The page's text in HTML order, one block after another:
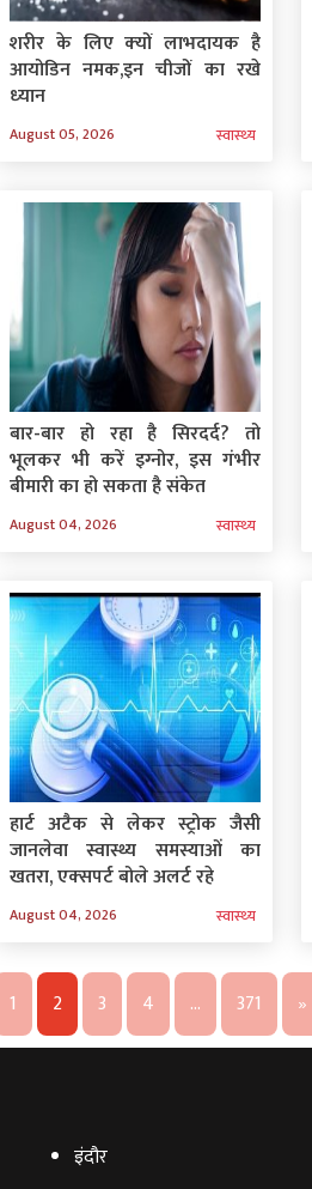
शरीर के लिए क्‍यों लाभदायक है
आयोडिन नमक,इन चीजों का रखे
ध्‍यान
August 05, 2026 स्‍वास्‍थ्‍य
बार-बार हो रहा है सिरदर्द? तो
भूलकर भी करें इग्‍नोर, इस गंभीर
बीमारी का हो सकता है संकेत
August 04, 2026 स्‍वास्‍थ्‍य
हार्ट अटैक से लेकर स्ट्रोक जैसी
जानलेवा स्वास्थ्य समस्याओं का
खतरा, एक्‍सपर्ट बोले अलर्ट रहे
August 04, 2026 स्‍वास्‍थ्‍य
1 2 3 4 … 371 »
इंदौर